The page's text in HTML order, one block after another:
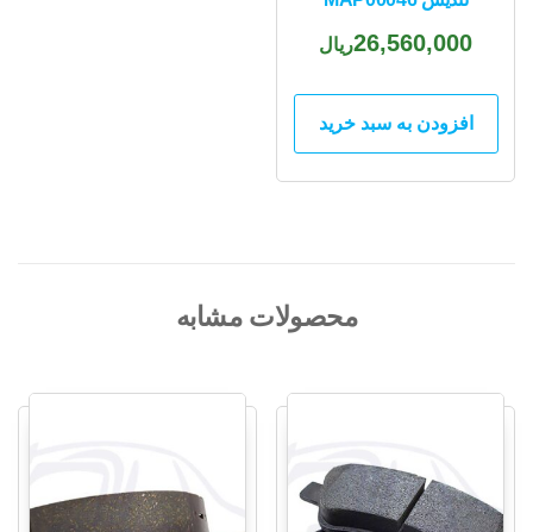
26,560,000ریال
افزودن به سبد خرید
محصولات مشابه